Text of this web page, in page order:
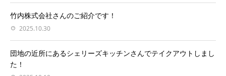
竹内株式会社さんのご紹介です！
2025.10.30
団地の近所にあるシェリーズキッチンさんでテイクアウトしまし
た！